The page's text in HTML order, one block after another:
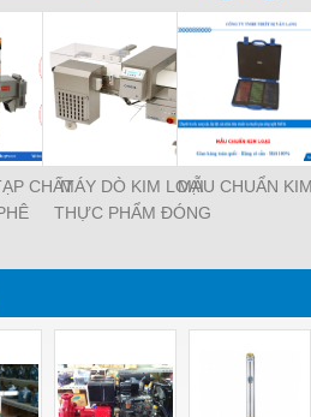
CHẤTMÁY DÒ KIM LOẠI
THỰC PHẨM ĐÓNG
MẪU CHUẨN